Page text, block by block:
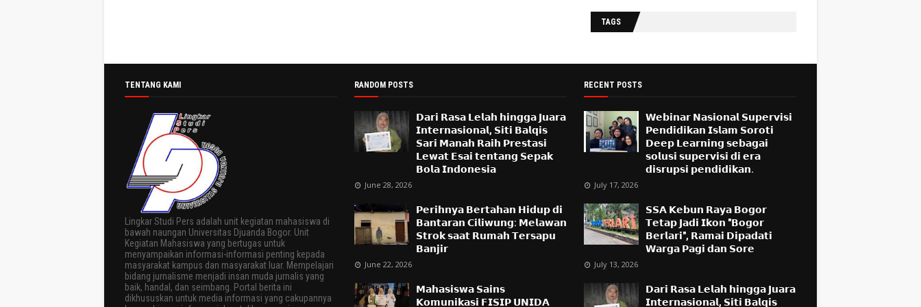
TAGS
TENTANG KAMI
Lingkar Studi Pers adalah unit kegiatan mahasiswa di
bawah naungan Universitas Djuanda Bogor. Unit
Kegiatan Mahasiswa yang bertugas untuk
menyampaikan informasi-informasi penting kepada
masyarakat kampus dan masyarakat luar. Mempelajari
bidang jurnalisme menjadi insan muda jurnalis yang
baik, handal, dan seimbang. Portal berita ini
dikhususkan untuk media informasi yang cakupannya
RANDOM POSTS
𝗗𝗮𝗿𝗶 𝗥𝗮𝘀𝗮 𝗟𝗲𝗹𝗮𝗵 𝗵𝗶𝗻𝗴𝗴𝗮 𝗝𝘂𝗮𝗿𝗮
𝗜𝗻𝘁𝗲𝗿𝗻𝗮𝘀𝗶𝗼𝗻𝗮𝗹, 𝗦𝗶𝘁𝗶 𝗕𝗮𝗹𝗾𝗶𝘀
𝗦𝗮𝗿𝗶 𝗠𝗮𝗻𝗮𝗵 𝗥𝗮𝗶𝗵 𝗣𝗿𝗲𝘀𝘁𝗮𝘀𝗶
𝗟𝗲𝘄𝗮𝘁 𝗘𝘀𝗮𝗶 𝘁𝗲𝗻𝘁𝗮𝗻𝗴 𝗦𝗲𝗽𝗮𝗸
𝗕𝗼𝗹𝗮 𝗜𝗻𝗱𝗼𝗻𝗲𝘀𝗶𝗮
June 28, 2026
𝗣𝗲𝗿𝗶𝗵𝗻𝘆𝗮 𝗕𝗲𝗿𝘁𝗮𝗵𝗮𝗻 𝗛𝗶𝗱𝘂𝗽 𝗱𝗶
𝗕𝗮𝗻𝘁𝗮𝗿𝗮𝗻 𝗖𝗶𝗹𝗶𝘄𝘂𝗻𝗴: 𝗠𝗲𝗹𝗮𝘄𝗮𝗻
𝗦𝘁𝗿𝗼𝗸 𝘀𝗮𝗮𝘁 𝗥𝘂𝗺𝗮𝗵 𝗧𝗲𝗿𝘀𝗮𝗽𝘂
𝗕𝗮𝗻𝗷𝗶𝗿
June 22, 2026
𝗠𝗮𝗵𝗮𝘀𝗶𝘀𝘄𝗮 𝗦𝗮𝗶𝗻𝘀
𝗞𝗼𝗺𝘂𝗻𝗶𝗸𝗮𝘀𝗶 𝗙𝗜𝗦𝗜𝗣 𝗨𝗡𝗜𝗗𝗔
RECENT POSTS
𝗪𝗲𝗯𝗶𝗻𝗮𝗿 𝗡𝗮𝘀𝗶𝗼𝗻𝗮𝗹 𝗦𝘂𝗽𝗲𝗿𝘃𝗶𝘀𝗶
𝗣𝗲𝗻𝗱𝗶𝗱𝗶𝗸𝗮𝗻 𝗜𝘀𝗹𝗮𝗺 𝗦𝗼𝗿𝗼𝘁𝗶
𝗗𝗲𝗲𝗽 𝗟𝗲𝗮𝗿𝗻𝗶𝗻𝗴 𝘀𝗲𝗯𝗮𝗴𝗮𝗶
𝘀𝗼𝗹𝘂𝘀𝗶 𝘀𝘂𝗽𝗲𝗿𝘃𝗶𝘀𝗶 𝗱𝗶 𝗲𝗿𝗮
𝗱𝗶𝘀𝗿𝘂𝗽𝘀𝗶 𝗽𝗲𝗻𝗱𝗶𝗱𝗶𝗸𝗮𝗻.
July 17, 2026
𝗦𝗦𝗔 𝗞𝗲𝗯𝘂𝗻 𝗥𝗮𝘆𝗮 𝗕𝗼𝗴𝗼𝗿
𝗧𝗲𝘁𝗮𝗽 𝗝𝗮𝗱𝗶 𝗜𝗸𝗼𝗻 "𝗕𝗼𝗴𝗼𝗿
𝗕𝗲𝗿𝗹𝗮𝗿𝗶", 𝗥𝗮𝗺𝗮𝗶 𝗗𝗶𝗽𝗮𝗱𝗮𝘁𝗶
𝗪𝗮𝗿𝗴𝗮 𝗣𝗮𝗴𝗶 𝗱𝗮𝗻 𝗦𝗼𝗿𝗲
July 13, 2026
𝗗𝗮𝗿𝗶 𝗥𝗮𝘀𝗮 𝗟𝗲𝗹𝗮𝗵 𝗵𝗶𝗻𝗴𝗴𝗮 𝗝𝘂𝗮𝗿𝗮
𝗜𝗻𝘁𝗲𝗿𝗻𝗮𝘀𝗶𝗼𝗻𝗮𝗹, 𝗦𝗶𝘁𝗶 𝗕𝗮𝗹𝗾𝗶𝘀